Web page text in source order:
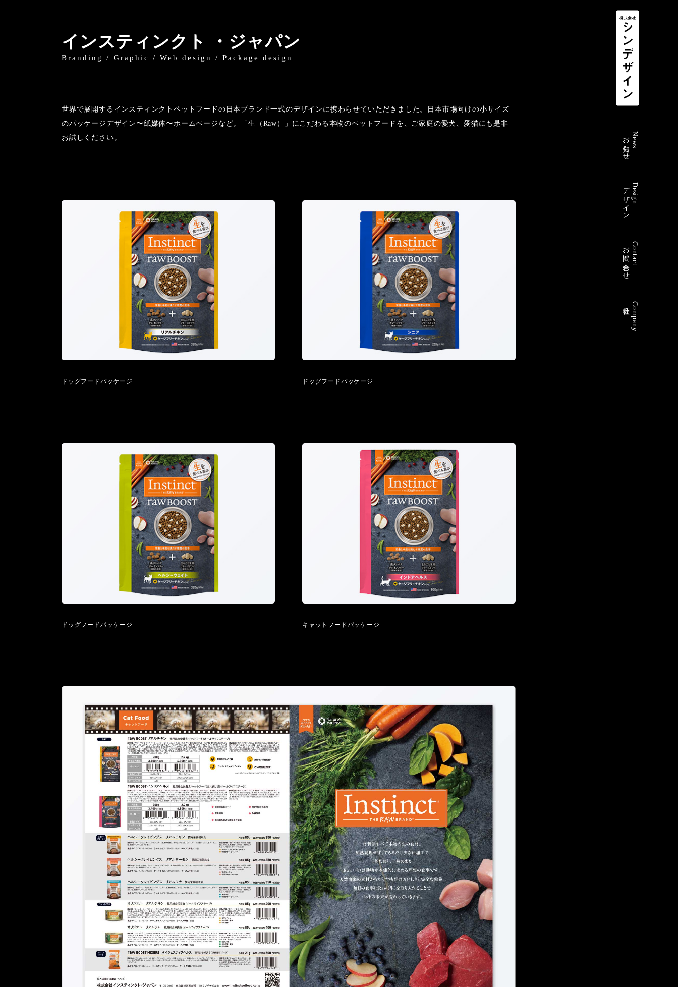
News
お知らせ
Design
デザイン
Contact
お問い合わせ
Company
インスティンクト ・ジャパン
Branding / Graphic / Web design / Package design
世界で展開するインスティンクトペットフードの日本ブランド一式のデザインに携わらせていただきました。日本市場向けの小サイズ
のパッケージデザイン〜紙媒体〜ホームページなど。「生（Raw）」にこだわる本物のペットフードを、ご家庭の愛犬、愛猫にも是非
お試しください。
ドッグフードパッケージ ドッグフードパッケージ
ドッグフードパッケージ キャットフードパッケージ